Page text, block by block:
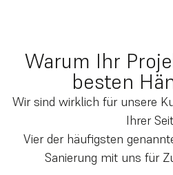
Warum Ihr
besten
Wir sind wirklich für unsere
Ihrer
Vier der häufigsten
Sanierung mit uns für